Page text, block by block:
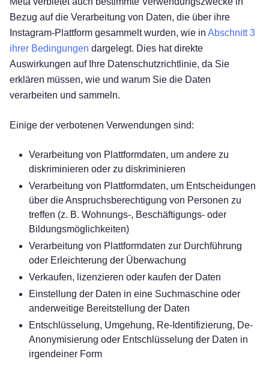
Bezug auf die Verarbeitung von Daten, die über ihre
Instagram-Plattform gesammelt wurden, wie in Abschnitt 3
ihrer Bedingungen dargelegt. Dies hat direkte
Auswirkungen auf Ihre Datenschutzrichtlinie, da Sie
erklären müssen, wie und warum Sie die Daten
verarbeiten und sammeln.
Einige der verbotenen Verwendungen sind:
Verarbeitung von Plattformdaten, um andere zu
diskriminieren oder zu diskriminieren
Verarbeitung von Plattformdaten, um Entscheidungen
über die Anspruchsberechtigung von Personen zu
treffen (z. B. Wohnungs-, Beschäftigungs- oder
Bildungsmöglichkeiten)
Verarbeitung von Plattformdaten zur Durchführung
oder Erleichterung der Überwachung
Verkaufen, lizenzieren oder kaufen der Daten
Einstellung der Daten in eine Suchmaschine oder
anderweitige Bereitstellung der Daten
Entschlüsselung, Umgehung, Re-Identifizierung, De-
Anonymisierung oder Entschlüsselung der Daten in
irgendeiner Form